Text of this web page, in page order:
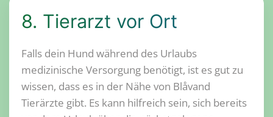
8. Tierarzt vor Ort
Falls dein Hund während des Urlaubs
medizinische Versorgung benötigt, ist es gut zu
wissen, dass es in der Nähe von Blåvand
Tierärzte gibt. Es kann hilfreich sein, sich bereits